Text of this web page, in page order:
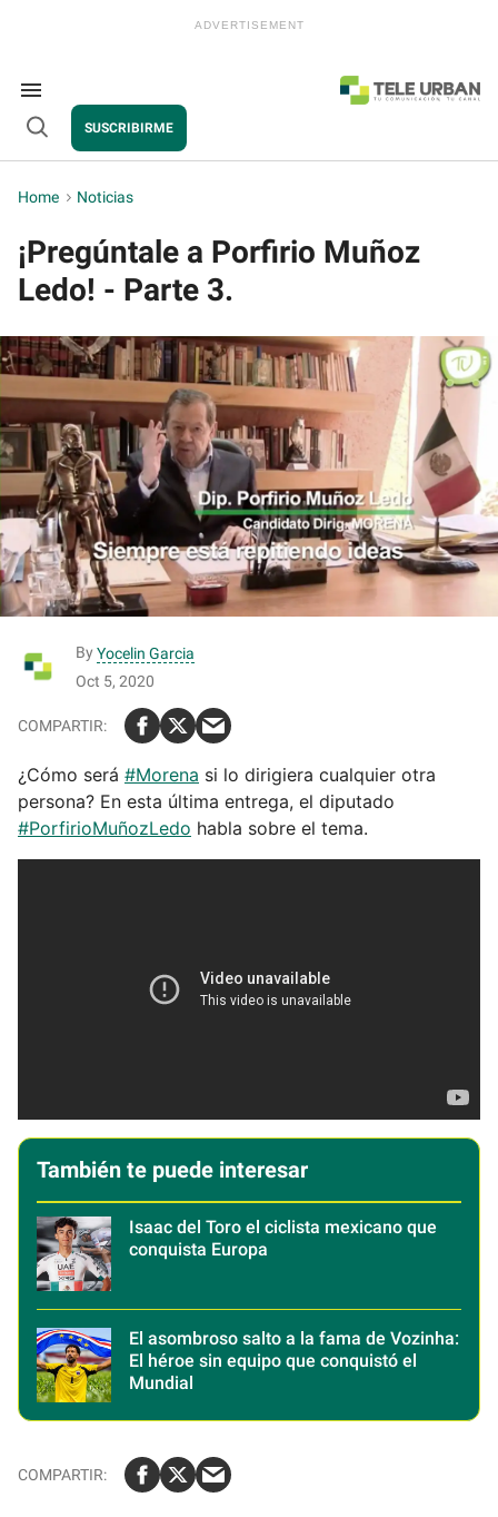
Search
&
Section
Navigation
Open
SUSCRIBIRME
Home > Noticias
¡Pregúntale a Porfirio Muñoz
Ledo! - Parte 3.
By Yocelin Garcia
Oct 5, 2020
¿Cómo será #Morena si lo dirigiera cualquier otra
persona? En esta última entrega, el diputado
#PorfirioMuñozLedo habla sobre el tema.
También te puede interesar
Isaac del Toro el ciclista mexicano que
conquista Europa
El asombroso salto a la fama de Vozinha:
El héroe sin equipo que conquistó el
Mundial